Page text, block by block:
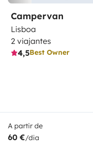
Campervan
Lisboa
2 viajantes
4,5Best Owner
A partir de
60 €/dia